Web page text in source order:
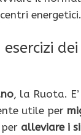
energetici.
, la Ruota. E’
utile per
alleviare i